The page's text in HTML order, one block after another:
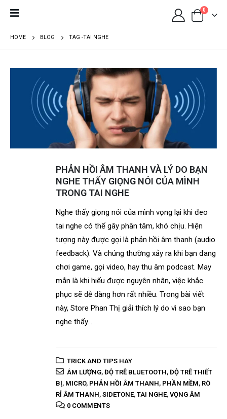
0
HOME BLOG TAG -TAI NGHE
PHẢN HỒI ÂM THANH VÀ LÝ DO BẠN
NGHE THẤY GIỌNG NÓI CỦA MÌNH
TRONG TAI NGHE
Nghe thấy giọng nói của mình vọng lại khi đeo
tai nghe có thể gây phân tâm, khó chịu. Hiện
tượng này được gọi là phản hồi âm thanh (audio
feedback). Và chúng thường xảy ra khi bạn đang
chơi game, gọi video, hay thu âm podcast. May
mắn là khi hiểu được nguyên nhân, việc khắc
phục sẽ dễ dàng hơn rất nhiều. Trong bài viết
này, Store Phan Thị giải thích lý do vì sao bạn
nghe thấy...
TRICK AND TIPS HAY
ÂM LƯỢNG, ĐỘ TRỄ BLUETOOTH, ĐỘ TRỄ THIẾT
BỊ, MICRO, PHẢN HỒI ÂM THANH, PHẦN MỀM, RÒ
RỈ ÂM THANH, SIDETONE, TAI NGHE, VỌNG ÂM
0 COMMENTS